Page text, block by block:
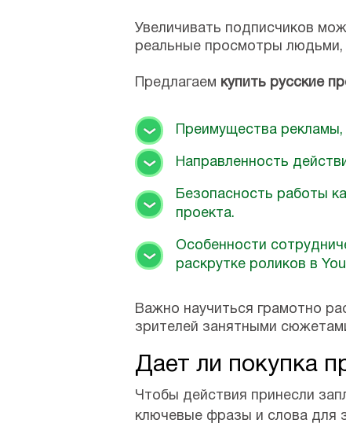
Увеличивать подписчиков
реальные просмотры людьми,
Предлагаем купить русские
Преимущества
Направленность
Безопасность работы
проекта.
Особенности
раскрутке роликов в
Важно научиться грамотно
зрителей занятными
Дает ли покупка
Чтобы действия принесли
ключевые фразы и слова для